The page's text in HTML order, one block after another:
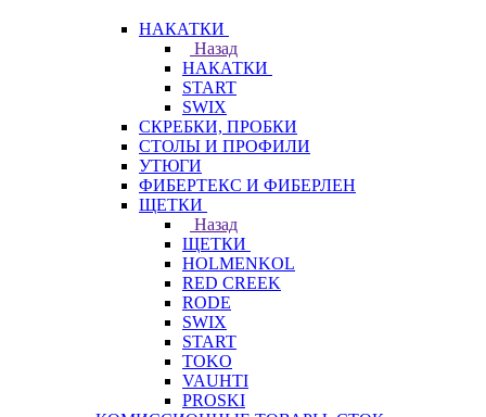
НАКАТКИ
Назад
НАКАТКИ
START
SWIX
СКРЕБКИ, ПРОБКИ
СТОЛЫ И ПРОФИЛИ
УТЮГИ
ФИБЕРТЕКС И ФИБЕРЛЕН
ЩЕТКИ
Назад
ЩЕТКИ
HOLMENKOL
RED CREEK
RODE
SWIX
START
TOKO
VAUHTI
PROSKI